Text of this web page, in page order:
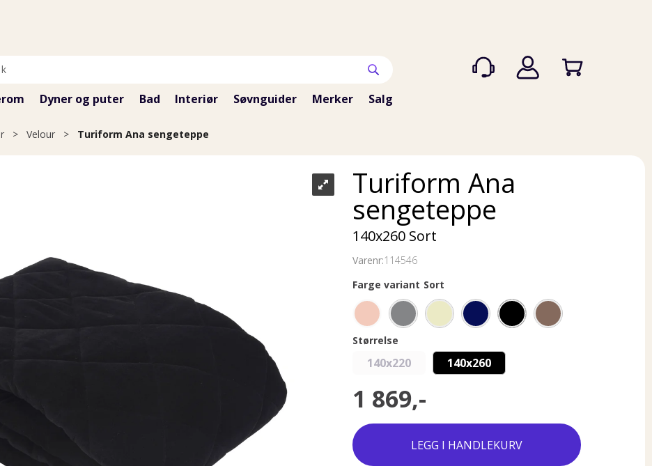
Dyner og puter Bad Interiør Søvnguider Merker Salg
> Velour > Turiform Ana sengeteppe
Turiform Ana
sengeteppe
140x260 Sort
Varenr:114546
Farge variant Sort
Størrelse
140x220 140x260
1 869,-